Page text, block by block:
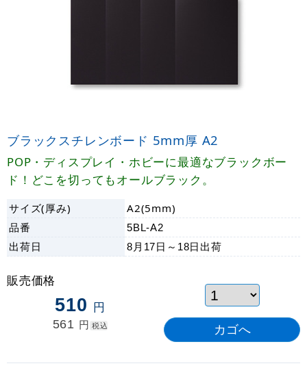
ブラックスチレンボード 5mm厚 A2
POP・ディスプレイ・ホビーに最適なブラックボー
ド！どこを切ってもオールブラック。
サイズ(厚み)
A2(5mm)
品番
5BL-A2
出荷日 8月17日～18日 出荷
販売価格
510 円
561 円 税込